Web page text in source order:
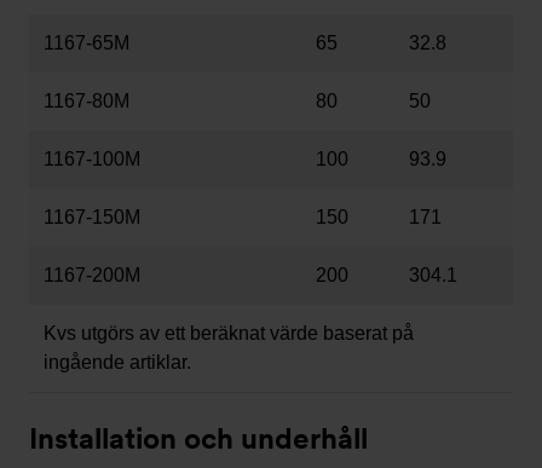
1167-65M 65 32.8
1167-80M 80 50
1167-100M 100 93.9
1167-150M 150 171
1167-200M 200 304.1
Kvs utgörs av ett beräknat värde baserat på
ingående artiklar.
Installation och underhåll